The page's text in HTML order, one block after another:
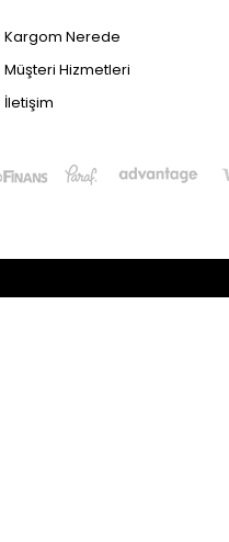
Kargom Nerede
Müşteri Hizmetleri
İletişim